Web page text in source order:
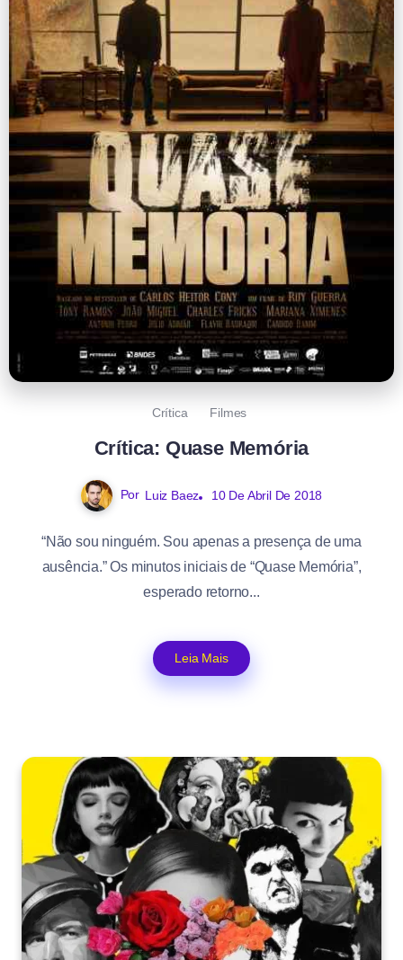
Crítica Filmes
Crítica: Quase Memória
Por Luiz Baez 10 De Abril De 2018
“Não sou ninguém. Sou apenas a presença de uma
ausência.” Os minutos iniciais de “Quase Memória”,
esperado retorno...
Leia Mais